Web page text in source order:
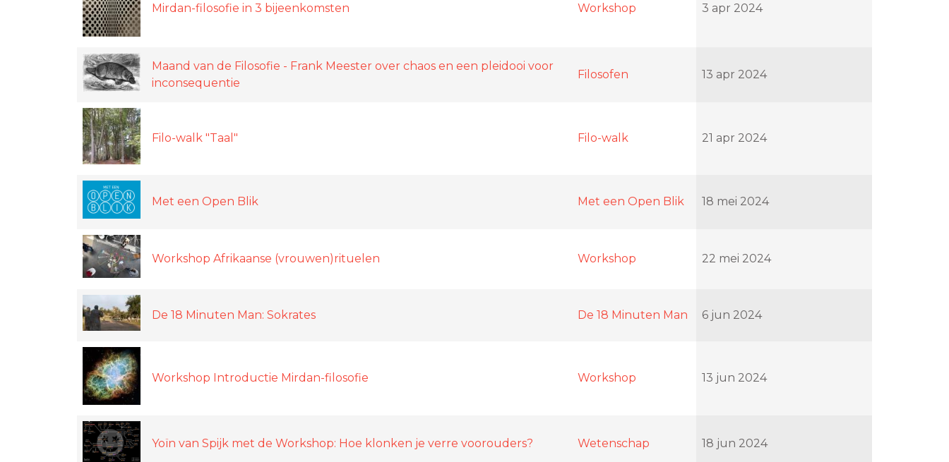
Mirdan-filosofie in 3 bijeenkomsten Workshop 3 apr 2024
Maand van de Filosofie - Frank Meester over chaos en een pleidooi voor
inconsequentie
Filosofen 13 apr 2024
Filo-walk "Taal" Filo-walk 21 apr 2024
Met een Open Blik Met een Open Blik 18 mei 2024
Workshop Afrikaanse (vrouwen)rituelen Workshop 22 mei 2024
De 18 Minuten Man: Sokrates De 18 Minuten Man 6 jun 2024
Workshop Introductie Mirdan-filosofie Workshop 13 jun 2024
Yoïn van Spijk met de Workshop: Hoe klonken je verre voorouders? Wetenschap 18 jun 2024